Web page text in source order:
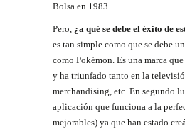
Bolsa en 1983.
Pero, ¿a qué se debe el éxito de
es tan simple como que se debe
como Pokémon. Es una marca
y ha triunfado tanto en la
merchandising, etc. En segundo
aplicación que funciona a la
mejorables) ya que han estado